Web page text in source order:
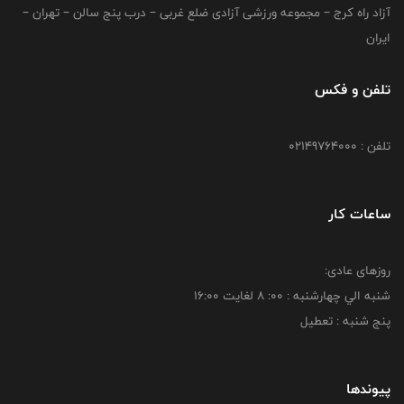
آزاد راه کرج – مجموعه ورزشی آزادی ضلع غربی – درب پنج سالن – تهران –
ایران
تلفن و فکس
تلفن : 02149764000
ساعات کار
روزهای عادی:
شنبه الي چهارشنبه : 00: 8 لغايت 16:00
پنج شنبه : تعطیل
پیوندها